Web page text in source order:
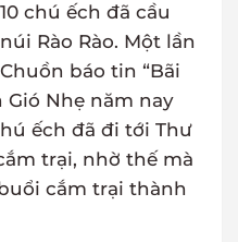
chú ếch đã cầu
Rào Rào. Một lần
báo tin “Bãi
Nhẹ năm nay
ếch đã đi tới Thư
trại, nhờ thế mà
cắm trại thành